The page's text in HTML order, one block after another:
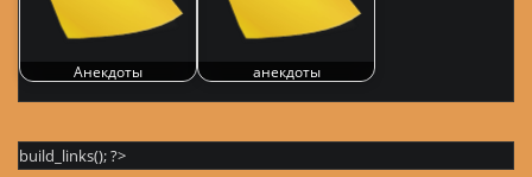
Анекдоты анекдоты
build_links(); ?>